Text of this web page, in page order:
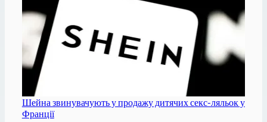
Шейна звинувачують у продажу дитячих секс-ляльок у
Франції